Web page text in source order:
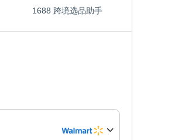
1688 跨境选品助手